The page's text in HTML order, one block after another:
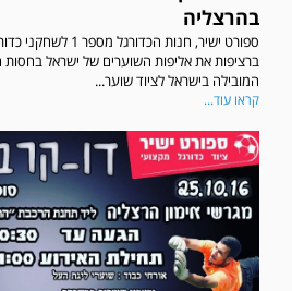
בהרצליה
ספורט ישיר, חנות
המובילה בישראל לציוד שוער...
קראו עוד...